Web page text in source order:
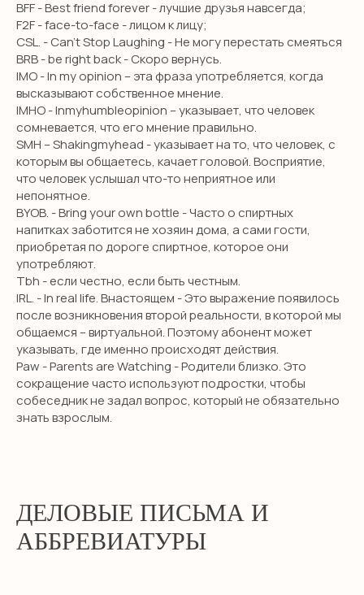
BFF - Best friend forever - лучшие друзья навсегда;
F2F - face-to-face - лицом к лицу;
CSL. - Can’t Stop Laughing - Не могу перестать смеяться
BRB - be right back - Скоро вернусь.
IMO - In my opinion – эта фраза употребляется, когда
высказывают собственное мнение.
IMHO - Inmyhumbleopinion – указывает, что человек
сомневается, что его мнение правильно.
SMH – Shakingmyhead - указывает на то, что человек, с
которым вы общаетесь, качает головой. Восприятие,
что человек услышал что-то неприятное или
непонятное.
BYOB. - Bring your own bottle - Часто о спиртных
напитках заботится не хозяин дома, а сами гости,
приобретая по дороге спиртное, которое они
употребляют.
Tbh - если честно, если быть честным.
IRL. - In real life. Внастоящем - Это выражение появилось
после возникновения второй реальности, в которой мы
общаемся – виртуальной. Поэтому абонент может
указывать, где именно происходят действия.
Paw - Parents are Watching - Родители близко. Это
сокращение часто используют подростки, чтобы
собеседник не задал вопрос, который не обязательно
знать взрослым.
ДЕЛОВЫЕ ПИСЬМА И
АББРЕВИАТУРЫ